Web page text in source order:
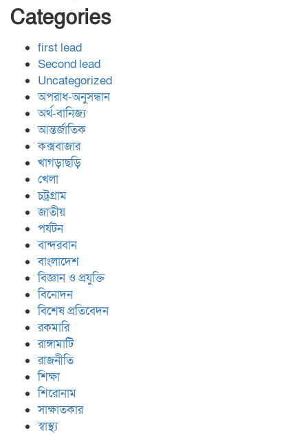
Categories
first lead
Second lead
Uncategorized
অপরাধ-অনুসন্ধান
অর্থ-বানিজ্য
আন্তর্জাতিক
কক্সবাজার
খাগড়াছড়ি
খেলা
চট্রগ্রাম
জাতীয়
পর্যটন
বান্দরবান
বাংলাদেশ
বিজ্ঞান ও প্রযুক্তি
বিনোদন
বিশেষ প্রতিবেদন
রকমারি
রাঙ্গামাটি
রাজনীতি
শিক্ষা
শিরোনাম
সাক্ষাতকার
স্বাস্থ্য